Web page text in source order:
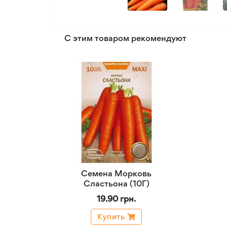
С этим товаром рекомендуют
Семена Морковь
Сластьона (10Г)
19.90 грн.
Купить